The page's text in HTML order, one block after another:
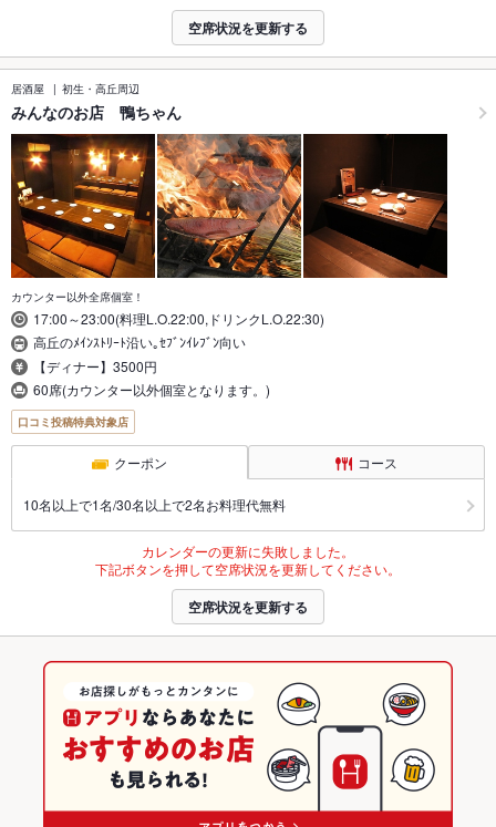
空席状況を更新する
居酒屋 初生・高丘周辺
みんなのお店 鴨ちゃん
カウンター以外全席個室！
17:00～23:00(料理L.O.22:00,ドリンクL.O.22:30)
高丘のﾒｲﾝｽﾄﾘｰﾄ沿い｡ｾﾌﾞﾝｲﾚﾌﾞﾝ向い
【ディナー】3500円
60席(カウンター以外個室となります。)
口コミ投稿特典対象店
クーポン コース
10名以上で1名/30名以上で2名お料理代無料
カレンダーの更新に失敗しました。
下記ボタンを押して空席状況を更新してください。
空席状況を更新する